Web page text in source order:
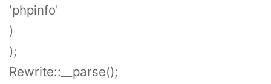
'phpinfo'
)
);
Rewrite::__parse();